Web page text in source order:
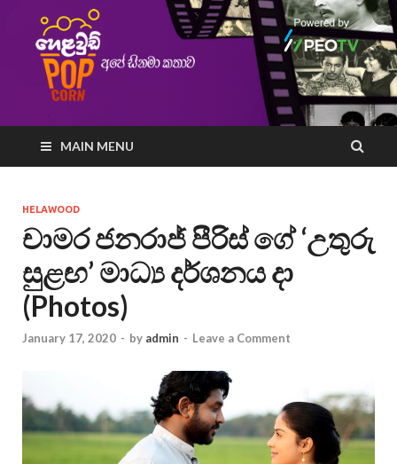
MAIN MENU
HELAWOOD
චාමර ජනරාජ් පීරිස් ගේ ‘උතුරු
සුළඟ’ මාධ්‍ය දර්ශනය දා
(Photos)
January 17, 2020 - by admin - Leave a Comment